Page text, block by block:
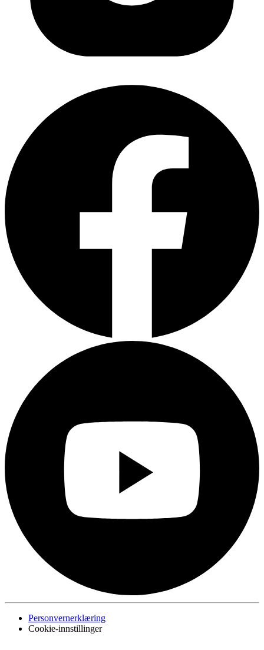
Personvernerklæring
Cookie-innstillinger